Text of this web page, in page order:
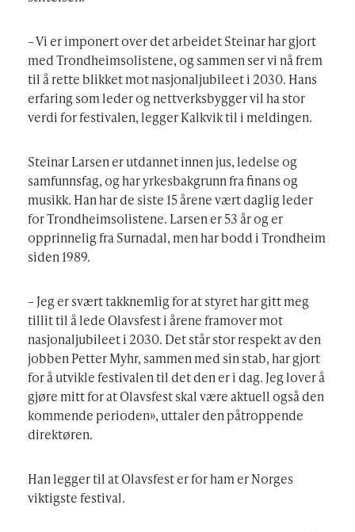
– Vi er imponert over det arbeidet Steinar har gjort
med Trondheimsolistene, og sammen ser vi nå frem
til å rette blikket mot nasjonaljubileet i 2030. Hans
erfaring som leder og nettverksbygger vil ha stor
verdi for festivalen, legger Kalkvik til i meldingen.
Steinar Larsen er utdannet innen jus, ledelse og
samfunnsfag, og har yrkesbakgrunn fra finans og
musikk. Han har de siste 15 årene vært daglig leder
for Trondheimsolistene. Larsen er 53 år og er
opprinnelig fra Surnadal, men har bodd i Trondheim
siden 1989.
– Jeg er svært takknemlig for at styret har gitt meg
tillit til å lede Olavsfest i årene framover mot
nasjonaljubileet i 2030. Det står stor respekt av den
jobben Petter Myhr, sammen med sin stab, har gjort
for å utvikle festivalen til det den er i dag. Jeg lover å
gjøre mitt for at Olavsfest skal være aktuell også den
kommende perioden», uttaler den påtroppende
direktøren.
Han legger til at Olavsfest er for ham er Norges
viktigste festival.